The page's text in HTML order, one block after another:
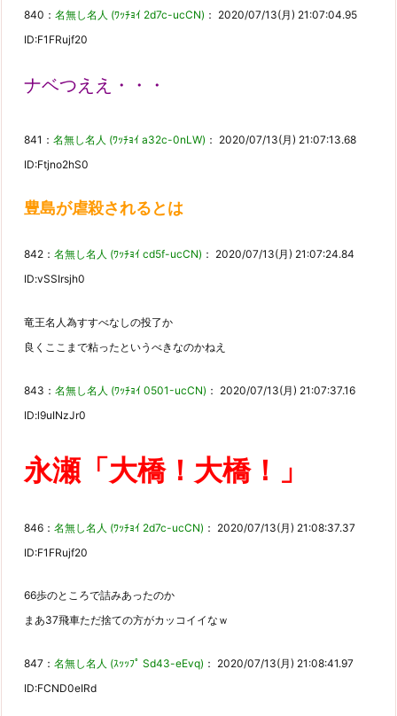
840： 名無し名人 (ﾜｯﾁｮｲ 2d7c-ucCN) ： 2020/07/13(月) 21:07:04.95
ID:F1FRujf20
ナベつええ・・・
841： 名無し名人 (ﾜｯﾁｮｲ a32c-0nLW) ： 2020/07/13(月) 21:07:13.68
ID:Ftjno2hS0
豊島が虐殺されるとは
842： 名無し名人 (ﾜｯﾁｮｲ cd5f-ucCN) ： 2020/07/13(月) 21:07:24.84
ID:vSSIrsjh0
竜王名人為すすべなしの投了か
良くここまで粘ったというべきなのかねえ
843： 名無し名人 (ﾜｯﾁｮｲ 0501-ucCN) ： 2020/07/13(月) 21:07:37.16
ID:l9uINzJr0
永瀬「大橋！大橋！」
846： 名無し名人 (ﾜｯﾁｮｲ 2d7c-ucCN) ： 2020/07/13(月) 21:08:37.37
ID:F1FRujf20
66歩のところで詰みあったのか
まあ37飛車ただ捨ての方がカッコイイなｗ
847： 名無し名人 (ｽｯｯﾌﾟ Sd43-eEvq) ： 2020/07/13(月) 21:08:41.97
ID:FCND0eIRd